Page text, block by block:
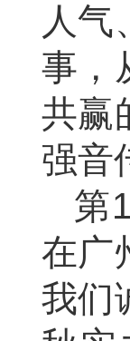
人气
事，
共赢
强音
第
在广
我们